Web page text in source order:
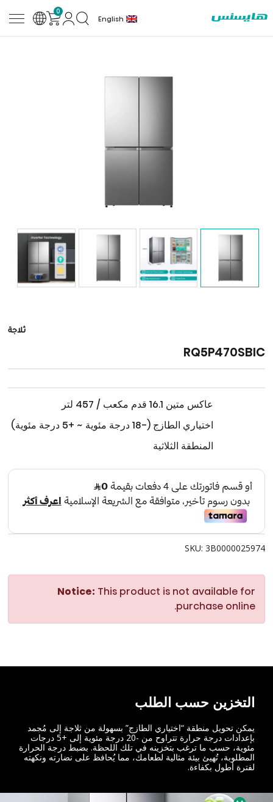
English
0
ثلاجة
RQ5P470SBIC
عاكس متين 16.1 قدم مكعب / 457 لتر
اختياري الطازج (-18 درجة مئوية ~ +5 درجة مئوية)
المنطقة الثلاثية
SKU: 3B0000025974
Notice: This product is not available for
purchase online.
التخزين حسب الطلب
يمكن تحويل منطقة “اختياري الطازج” بسهولة من ثلاجة إلى مُجمد
بإعدادات درجة حرارة تتراوح من -20 درجة مئوية إلى +5 درجات
مئوية، حسب ما ترغب بتخزينه في تلك اللحظة. بضبط درجة الحرارة
المطلوبة، تُهيئ بيئة مثالية لطعامك، مما يُحافظ على نضارته ونكهته
لفترة أطول بكفاءة.